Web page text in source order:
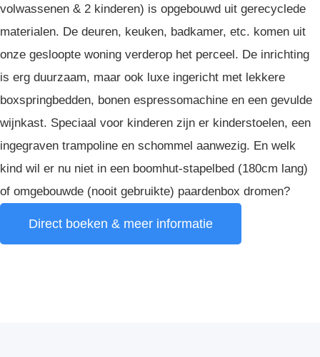
volwassenen & 2 kinderen) is opgebouwd uit gerecyclede
materialen. De deuren, keuken, badkamer, etc. komen uit
onze gesloopte woning verderop het perceel. De inrichting
is erg duurzaam, maar ook luxe ingericht met lekkere
boxspringbedden, bonen espressomachine en een gevulde
wijnkast. Speciaal voor kinderen zijn er kinderstoelen, een
ingegraven trampoline en schommel aanwezig. En welk
kind wil er nu niet in een boomhut-stapelbed (180cm lang)
of omgebouwde (nooit gebruikte) paardenbox dromen?
Direct boeken & meer informatie